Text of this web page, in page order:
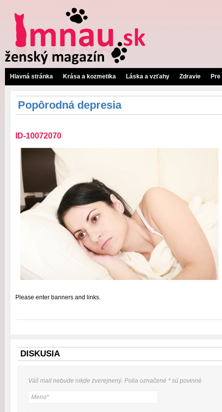
Hlavná stránka Krása a kozmetika Láska a vzťahy Zdravie
Popôrodná depresia
ID-10072070
Please enter banners and links.
DISKUSIA
Váš mail nebude nikde zverejnený. Polia označené * sú povinné